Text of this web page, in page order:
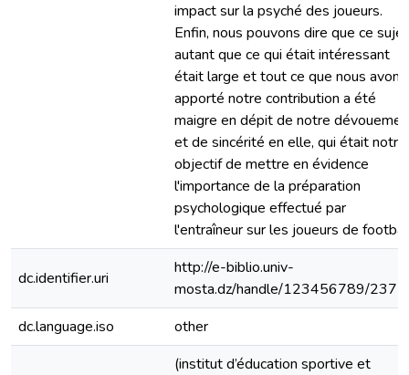
impact sur la psyché des joueurs.
Enfin, nous pouvons dire que ce sujet
autant que ce qui était intéressant
était large et tout ce que nous avons
apporté notre contribution a été
maigre en dépit de notre
et de sincérité en elle, qui était notre
objectif de mettre en évidence
l'importance de la préparation
psychologique effectué par
l'entraîneur sur les joueurs de
dc.identifier.uri
http://e-biblio.univ-
mosta.dz/handle/123456789/
dc.language.iso
other
(institut d’éducation sportive et